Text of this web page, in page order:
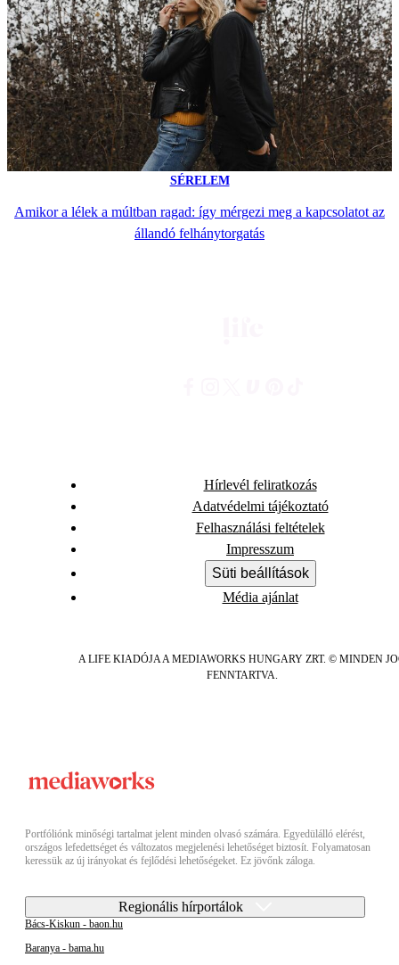
SÉRELEM
Amikor a lélek a múltban ragad: így mérgezi meg a kapcsolatot az
állandó felhánytorgatás
Hírlevél feliratkozás
Adatvédelmi tájékoztató
Felhasználási feltételek
Impresszum
Süti beállítások
Média ajánlat
A LIFE KIADÓJA A MEDIAWORKS HUNGARY ZRT. © MINDEN
FENNTARTVA.
Portfóliónk minőségi tartalmat jelent minden olvasó számára. Egyedülálló elérést,
országos lefedettséget és változatos megjelenési lehetőséget biztosít. Folyamatosan
keressük az új irányokat és fejlődési lehetőségeket. Ez jövőnk záloga.
Regionális hírportálok
Bács-Kiskun - baon.hu
Baranya - bama.hu